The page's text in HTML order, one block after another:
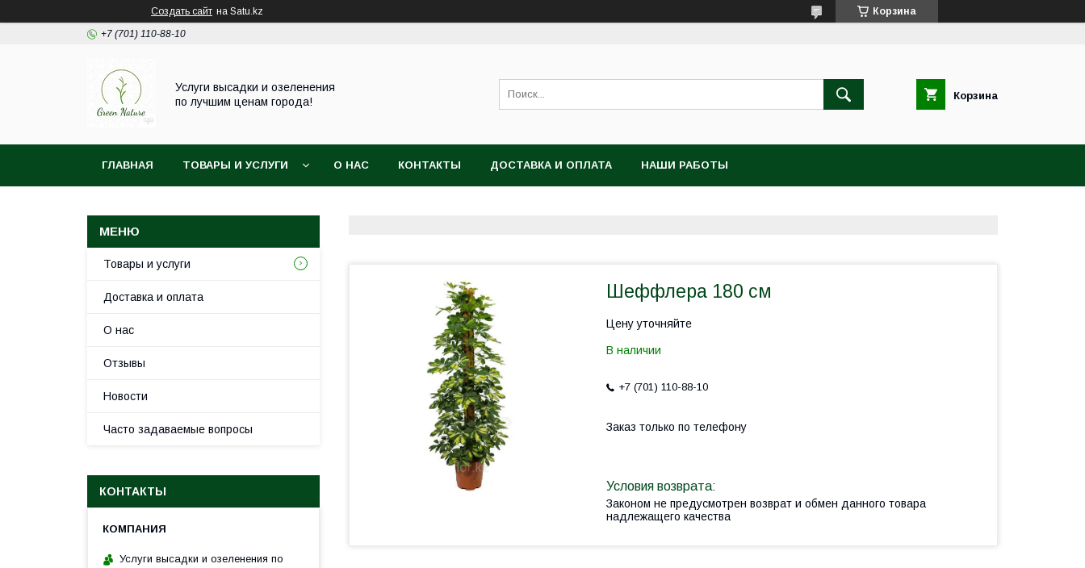
Создать сайт на Satu.kz Корзина
+7 (701) 110-88-10
Услуги высадки и озеленения
по лучшим ценам города!
Корзина
ГЛАВНАЯ ТОВАРЫ И УСЛУГИ О НАС КОНТАКТЫ ДОСТАВКА И ОПЛАТА НАШИ РАБОТЫ
Шеффлера 180 см
Цену уточняйте
В наличии
+7 (701) 110-88-10
Заказ только по телефону
Законом не предусмотрен возврат и обмен данного товара
надлежащего качества
Товары и услуги
Доставка и оплата
О нас
Отзывы
Новости
Часто задаваемые вопросы
КОНТАКТЫ
Услуги высадки и озеленения по